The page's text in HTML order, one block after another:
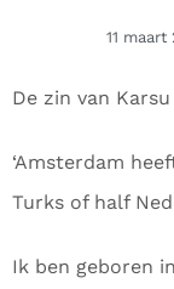
11 maart
De zin van
‘Amsterdam
Turks of half
Ik ben geboren